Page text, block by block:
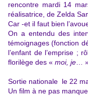
rencontre mardi 14
réalisatrice, de Zelda
Car -et il faut bien
On a entendu des
témoignages (fonction
l’enfant de l’emprise ;
florilège des « moi, je …
Sortie nationale le 22
Un film à ne pas